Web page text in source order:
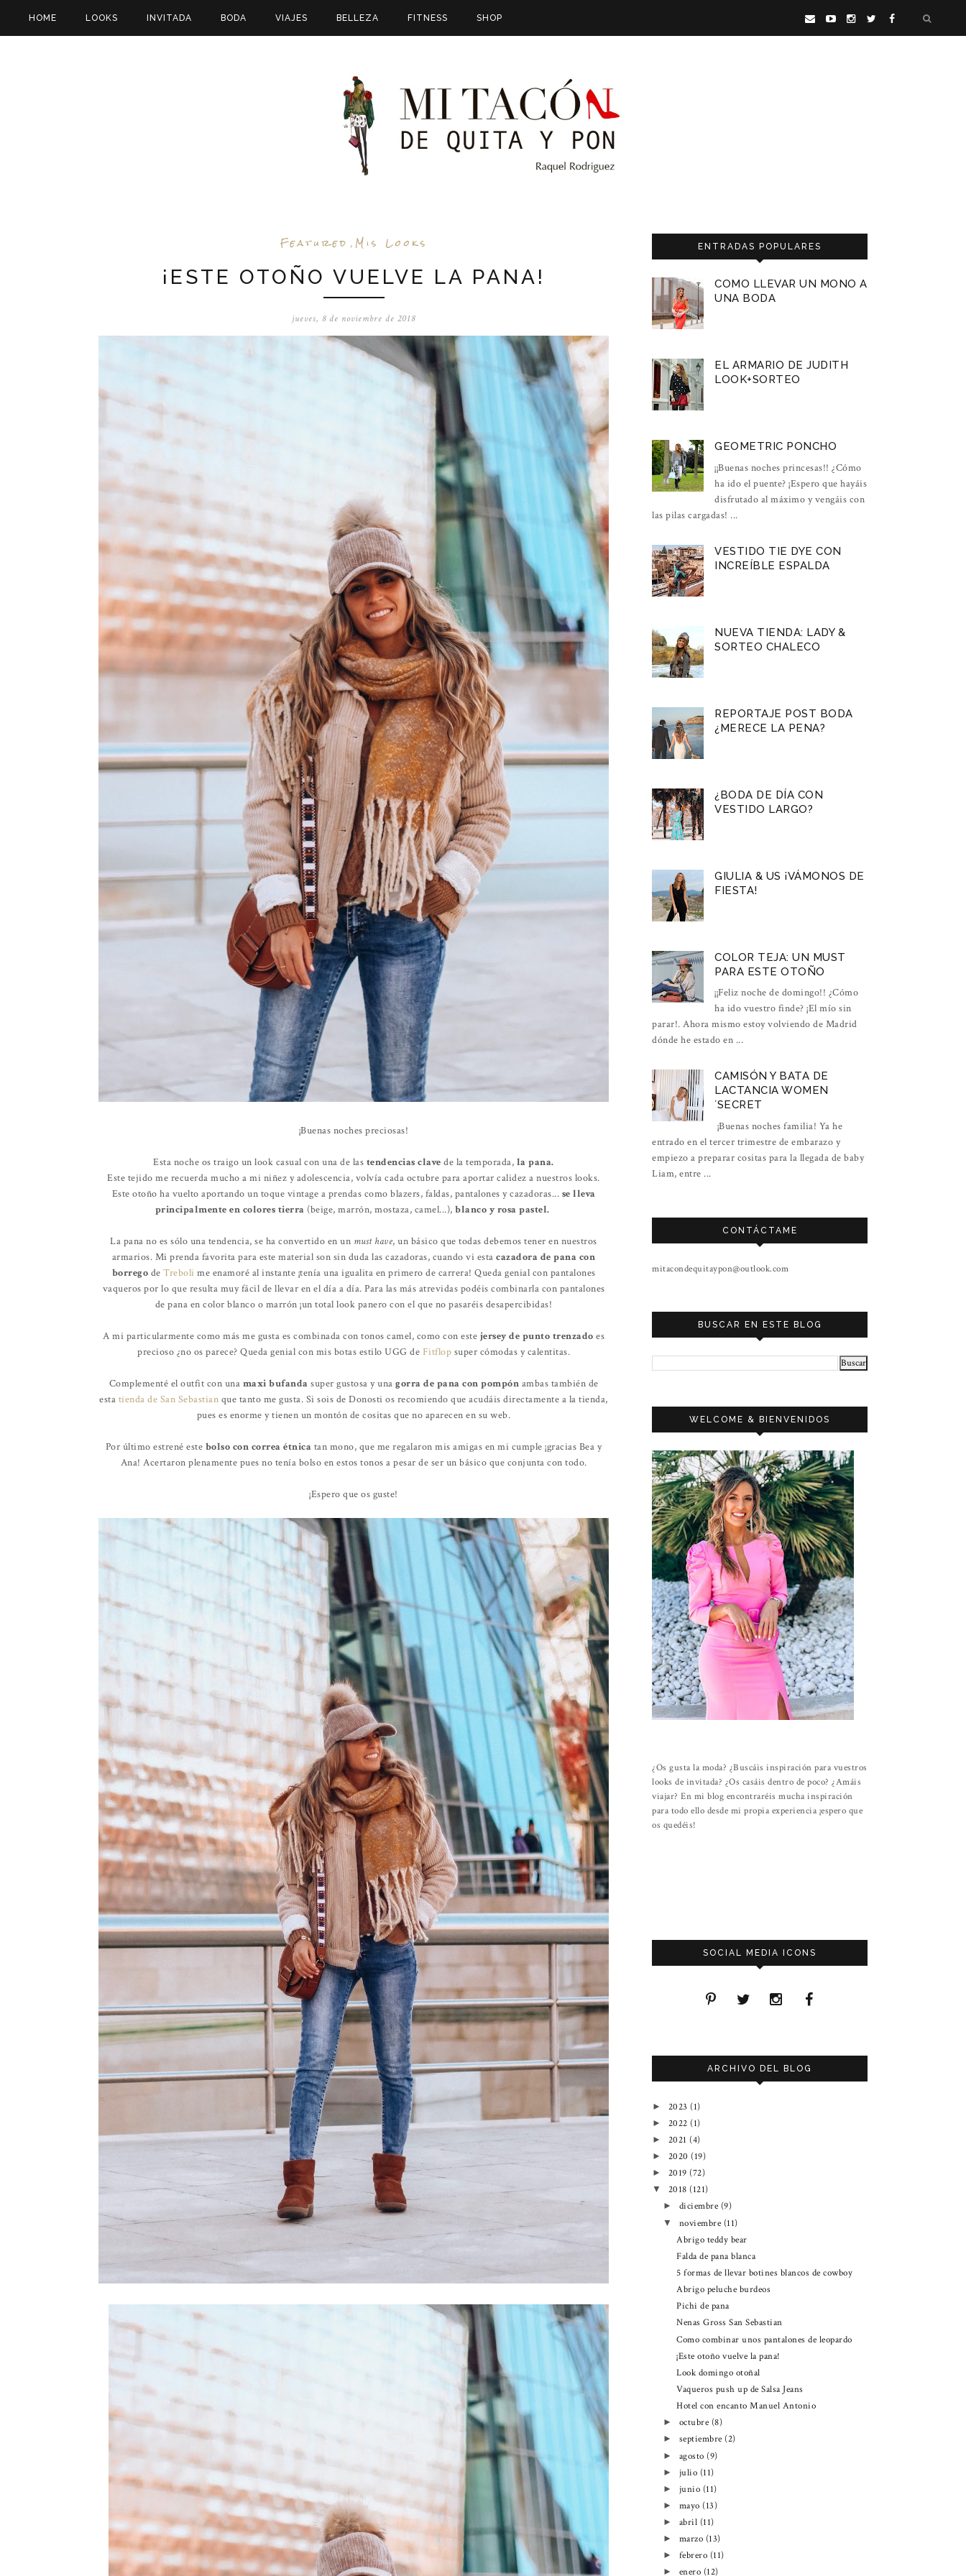
HOME LOOKS INVITADA BODA VIAJES BELLEZA FITNESS SHOP
Featured , Mis Looks
¡ESTE OTOÑO VUELVE LA PANA!
jueves, 8 de noviembre de 2018
¡Buenas noches preciosas!
Esta noche os traigo un look casual con una de las tendencias clave de la temporada, la pana.
Este tejido me recuerda mucho a mi niñez y adolescencia, volvía cada octubre para aportar calidez a nuestros looks.
Este otoño ha vuelto aportando un toque vintage a prendas como blazers, faldas, pantalones y cazadoras... se lleva
principalmente en colores tierra (beige, marrón, mostaza, camel...), blanco y rosa pastel.
La pana no es sólo una tendencia, se ha convertido en un must have, un básico que todas debemos tener en nuestros
armarios. Mi prenda favorita para este material son sin duda las cazadoras, cuando vi esta cazadora de pana con
borrego de Treboli me enamoré al instante ¡tenía una igualita en primero de carrera! Queda genial con pantalones
vaqueros por lo que resulta muy fácil de llevar en el día a día. Para las más atrevidas podéis combinarla con pantalones
de pana en color blanco o marrón ¡un total look panero con el que no pasaréis desapercibidas!
A mi particularmente como más me gusta es combinada con tonos camel, como con este jersey de punto trenzado es
precioso ¿no os parece? Queda genial con mis botas estilo UGG de Fitflop super cómodas y calentitas.
Complementé el outfit con una maxi bufanda super gustosa y una gorra de pana con pompón ambas también de
esta tienda de San Sebastian que tanto me gusta. Si sois de Donosti os recomiendo que acudáis directamente a la tienda,
pues es enorme y tienen un montón de cositas que no aparecen en su web.
Por último estrené este bolso con correa étnica tan mono, que me regalaron mis amigas en mi cumple ¡gracias Bea y
Ana! Acertaron plenamente pues no tenía bolso en estos tonos a pesar de ser un básico que conjunta con todo.
¡Espero que os guste!
ENTRADAS POPULARES
COMO LLEVAR UN MONO A
UNA BODA
EL ARMARIO DE JUDITH
LOOK+SORTEO
GEOMETRIC PONCHO
¡¡Buenas noches princesas!! ¿Cómo
ha ido el puente? ¡Espero que hayáis
disfrutado al máximo y vengáis con
las pilas cargadas! ...
VESTIDO TIE DYE CON
INCREÍBLE ESPALDA
NUEVA TIENDA: LADY &
SORTEO CHALECO
REPORTAJE POST BODA
¿MERECE LA PENA?
¿BODA DE DÍA CON
VESTIDO LARGO?
GIULIA & US ¡VÁMONOS DE
FIESTA!
COLOR TEJA: UN MUST
PARA ESTE OTOÑO
¡¡Feliz noche de domingo!! ¿Cómo
ha ido vuestro finde? ¡El mío sin
parar!. Ahora mismo estoy volviendo de Madrid
dónde he estado en ...
CAMISÓN Y BATA DE
LACTANCIA WOMEN
´SECRET
¡Buenas noches familia! Ya he
entrado en el tercer trimestre de embarazo y
empiezo a preparar cositas para la llegada de baby
Liam, entre ...
CONTÁCTAME
mitacondequitaypon@outlook.com
BUSCAR EN ESTE BLOG
WELCOME & BIENVENIDOS
¿Os gusta la moda? ¿Buscáis inspiración para vuestros
looks de invitada? ¿Os casáis dentro de poco? ¿Amáis
viajar? En mi blog encontraréis mucha inspiración
para todo ello desde mi propia experiencia ¡espero que
os quedéis!
SOCIAL MEDIA ICONS
ARCHIVO DEL BLOG
► 2023 (1)
► 2022 (1)
► 2021 (4)
► 2020 (19)
► 2019 (72)
▼ 2018 (121)
► diciembre (9)
▼ noviembre (11)
Abrigo teddy bear
Falda de pana blanca
5 formas de llevar botines blancos de cowboy
Abrigo peluche burdeos
Pichi de pana
Nenas Gross San Sebastian
Como combinar unos pantalones de leopardo
¡Este otoño vuelve la pana!
Look domingo otoñal
Vaqueros push up de Salsa Jeans
Hotel con encanto Manuel Antonio
► octubre (8)
► septiembre (2)
► agosto (9)
► julio (11)
► junio (11)
► mayo (13)
► abril (11)
► marzo (13)
► febrero (11)
► enero (12)